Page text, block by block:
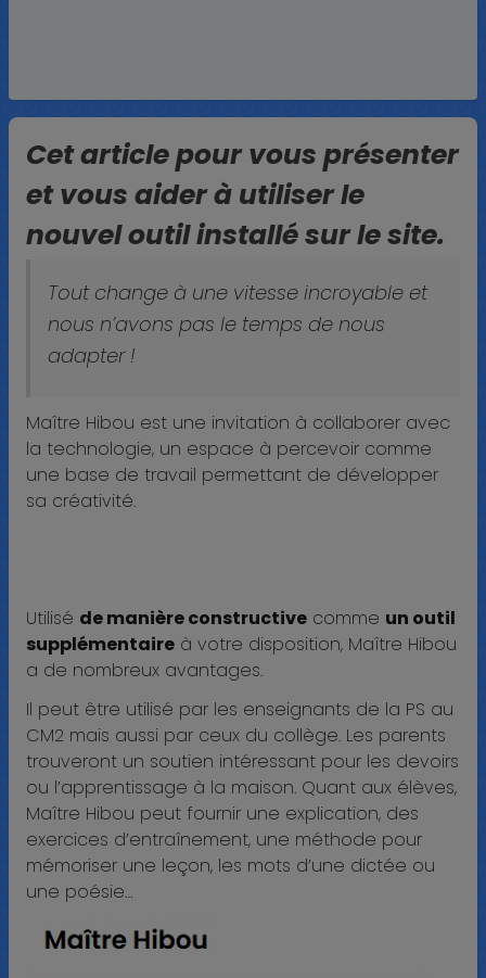
Cet article pour vous présenter
et vous aider à utiliser le
nouvel outil installé sur le site.
Tout change à une vitesse incroyable et
nous n’avons pas le temps de nous
adapter !
Maître Hibou est une invitation à collaborer avec
la technologie, un espace à percevoir comme
une base de travail permettant de développer
sa créativité.
Utilisé de manière constructive comme un outil
supplémentaire à votre disposition, Maître Hibou
a de nombreux avantages.
Il peut être utilisé par les enseignants de la PS au
CM2 mais aussi par ceux du collège. Les parents
trouveront un soutien intéressant pour les devoirs
ou l’apprentissage à la maison. Quant aux élèves,
Maître Hibou peut fournir une explication, des
exercices d’entraînement, une méthode pour
mémoriser une leçon, les mots d’une dictée ou
une poésie…